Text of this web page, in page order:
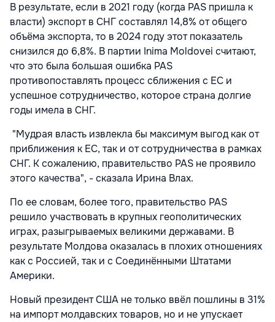
В результате, если в 2021 году (когда PAS пришла к
власти) экспорт в СНГ составлял 14,8% от общего
объёма экспорта, то в 2024 году этот показатель
снизился до 6,8%. В партии Inima Moldovei считают,
что это была большая ошибка PAS
противопоставлять процесс сближения с ЕС и
успешное сотрудничество, которое страна долгие
годы имела в СНГ.
"Мудрая власть извлекла бы максимум выгод как от
приближения к ЕС, так и от сотрудничества в рамках
СНГ. К сожалению, правительство PAS не проявило
этого качества", - сказала Ирина Влах.
По ее словам, более того, правительство PAS
решило участвовать в крупных геополитических
играх, разыгрываемых великими державами. В
результате Молдова оказалась в плохих отношениях
как с Россией, так и с Соединёнными Штатами
Америки.
Новый президент США не только ввёл пошлины в 31%
на импорт молдавских товаров, но и не упускает